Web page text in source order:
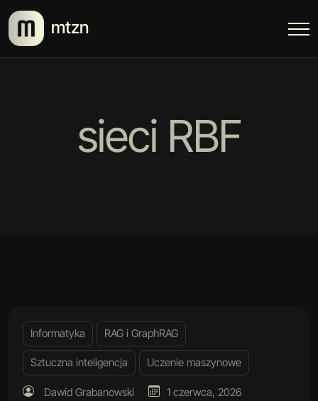
mtzn
sieci RBF
Informatyka RAG i GraphRAG
Sztuczna inteligencja Uczenie maszynowe
Dawid Grabanowski 1 czerwca, 2026